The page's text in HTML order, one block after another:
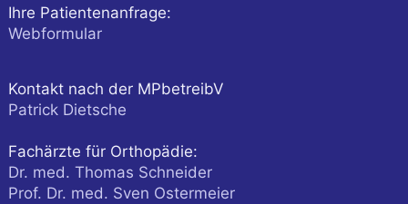
Ihre Patientenanfrage:
Webformular
Kontakt nach der MPbetreibV
Patrick Dietsche
Fachärzte für Orthopädie:
Dr. med. Thomas Schneider
Prof. Dr. med. Sven Ostermeier